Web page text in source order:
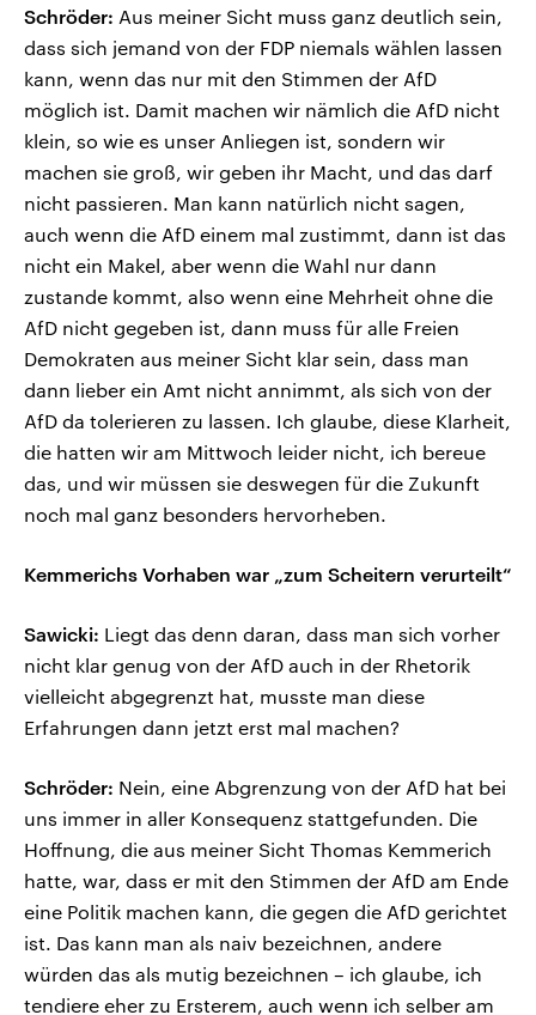
Schröder: Aus meiner Sicht muss ganz deutlich sein,
dass sich jemand von der FDP niemals wählen lassen
kann, wenn das nur mit den Stimmen der AfD
möglich ist. Damit machen wir nämlich die AfD nicht
klein, so wie es unser Anliegen ist, sondern wir
machen sie groß, wir geben ihr Macht, und das darf
nicht passieren. Man kann natürlich nicht sagen,
auch wenn die AfD einem mal zustimmt, dann ist das
nicht ein Makel, aber wenn die Wahl nur dann
zustande kommt, also wenn eine Mehrheit ohne die
AfD nicht gegeben ist, dann muss für alle Freien
Demokraten aus meiner Sicht klar sein, dass man
dann lieber ein Amt nicht annimmt, als sich von der
AfD da tolerieren zu lassen. Ich glaube, diese Klarheit,
die hatten wir am Mittwoch leider nicht, ich bereue
das, und wir müssen sie deswegen für die Zukunft
noch mal ganz besonders hervorheben.
Kemmerichs Vorhaben war „zum Scheitern verurteilt“
Sawicki: Liegt das denn daran, dass man sich vorher
nicht klar genug von der AfD auch in der Rhetorik
vielleicht abgegrenzt hat, musste man diese
Erfahrungen dann jetzt erst mal machen?
Schröder: Nein, eine Abgrenzung von der AfD hat bei
uns immer in aller Konsequenz stattgefunden. Die
Hoffnung, die aus meiner Sicht Thomas Kemmerich
hatte, war, dass er mit den Stimmen der AfD am Ende
eine Politik machen kann, die gegen die AfD gerichtet
ist. Das kann man als naiv bezeichnen, andere
würden das als mutig bezeichnen – ich glaube, ich
tendiere eher zu Ersterem, auch wenn ich selber am